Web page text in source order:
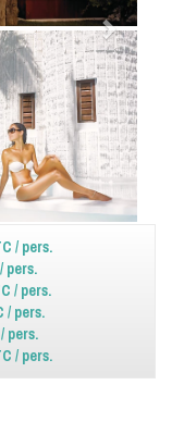
/ pers.
pers.
/ pers.
/ pers.
pers.
/ pers.